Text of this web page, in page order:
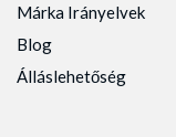
Márka Irányelvek
Blog
Álláslehetőség